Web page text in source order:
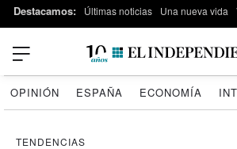
Destacamos: Últimas noticias Una nueva vida
OPINIÓN ESPAÑA ECONOMÍA
TENDENCIAS